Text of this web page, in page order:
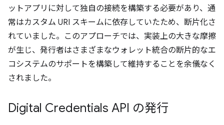
ットアプリに対して独自の接続を構築する必要があり、通
常はカスタム URI スキームに依存していたため、断片化さ
れていました。このアプローチでは、実装上の大きな摩擦
が生じ、発行者はさまざまなウォレット統合の断片的なエ
コシステムのサポートを構築して維持することを余儀なく
されました。
Digital Credentials API の発行